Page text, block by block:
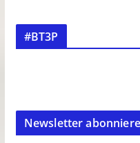
#BT3P
Newsletter